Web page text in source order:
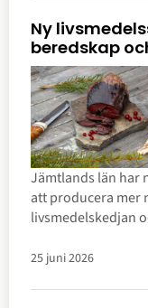
Ny
beredskap
Jämtlands län har
att producera mer
livsmedelskedjan
25 juni 2026